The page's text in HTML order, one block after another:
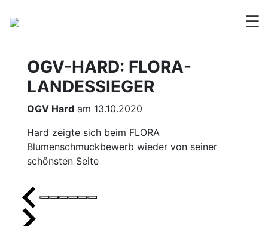
☰
OGV-HARD: FLORA-
LANDESSIEGER
OGV Hard am 13.10.2020
Hard zeigte sich beim FLORA
Blumenschmuckbewerb wieder von seiner
schönsten Seite